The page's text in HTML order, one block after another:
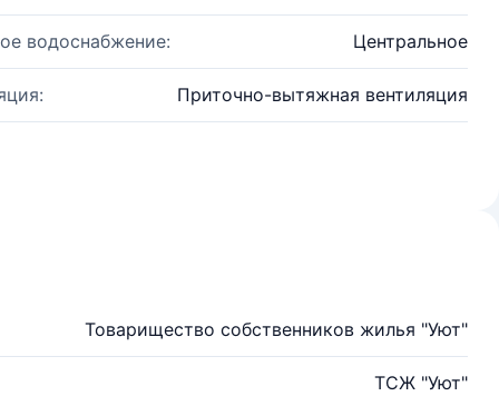
водоснабжение: Центральное
Приточно-вытяжная вентиляция
Товарищество собственников жилья "Уют"
ТСЖ "Уют"